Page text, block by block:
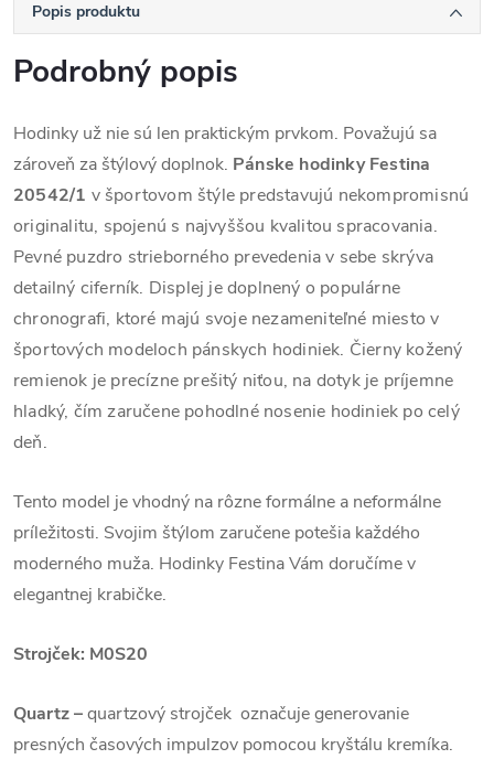
Popis produktu
Podrobný popis
Hodinky už nie sú len praktickým prvkom. Považujú sa
zároveň za štýlový doplnok. Pánske hodinky Festina
20542/1 v športovom štýle predstavujú nekompromisnú
originalitu, spojenú s najvyššou kvalitou spracovania.
Pevné puzdro strieborného prevedenia v sebe skrýva
detailný ciferník. Displej je doplnený o populárne
chronografi, ktoré majú svoje nezameniteľné miesto v
športových modeloch pánskych hodiniek. Čierny kožený
remienok je precízne prešitý niťou, na dotyk je príjemne
hladký, čím zaručene pohodlné nosenie hodiniek po celý
deň.
Tento model je vhodný na rôzne formálne a neformálne
príležitosti. Svojim štýlom zaručene potešia každého
moderného muža. Hodinky Festina Vám doručíme v
elegantnej krabičke.
Strojček: M0S20
Quartz–quartzový strojček označuje generovanie
presných časových impulzov pomocou kryštálu kremíka.